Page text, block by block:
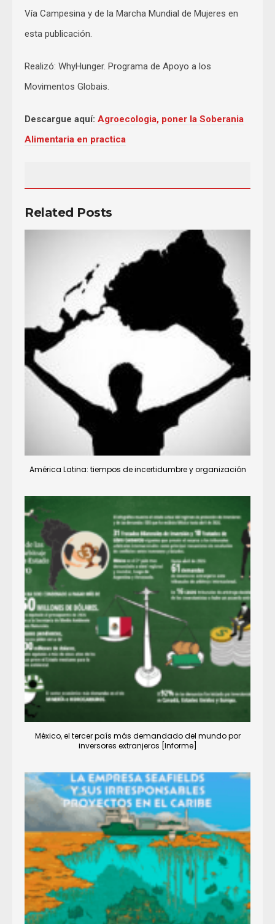
Vía Campesina y de la Marcha Mundial de Mujeres en
esta publicación.
Realizó: WhyHunger. Programa de Apoyo a los
Movimentos Globais.
Descargue aquí: Agroecologia, poner la Soberania
Alimentaria en practica
Related Posts
América Latina: tiempos de incertidumbre y organización
México, el tercer país más demandado del mundo por
inversores extranjeros [Informe]